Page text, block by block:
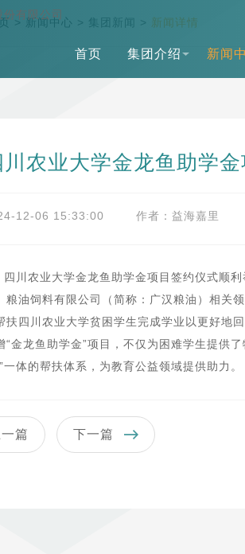
首页 集团介绍 新闻
> 新闻中心 > 集团新闻 > 新闻详情
川农业大学金龙鱼助学
12-06 15:33:00 作者：益海嘉里
川农业大学金龙鱼助学金项目签约仪式顺
粮油饲料有限公司（简称：广汉粮油）相关
扶四川农业大学贫困学生完成学业以更好地
“金龙鱼助学金”项目，不仅为困难学生提供
一体的帮扶体系，为教育公益领域提供助力。
一篇 下一篇